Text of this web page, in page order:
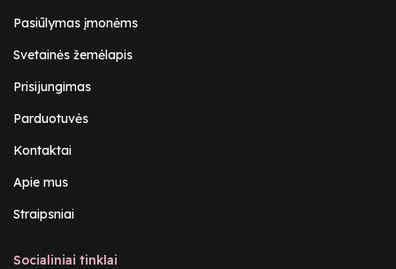
Pasiūlymas įmonėms
Svetainės žemėlapis
Prisijungimas
Parduotuvės
Kontaktai
Apie mus
Straipsniai
Socialiniai tinklai